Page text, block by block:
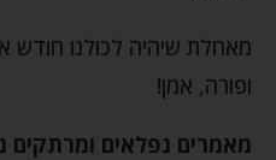
מאחלת שיהיה לכולנו חודש
ופורה, אמן!
מאמרים נפלאים ומרתקים